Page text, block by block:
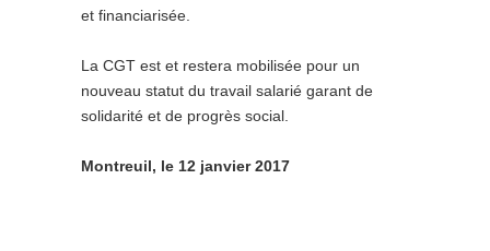
et financiarisée.
La CGT est et restera mobilisée pour un
nouveau statut du travail salarié garant de
solidarité et de progrès social.
Montreuil, le 12 janvier 2017